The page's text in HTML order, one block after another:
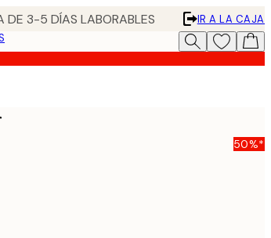
DE 3-5 DÍAS LABORABLES
IR A LA CAJA
50%*